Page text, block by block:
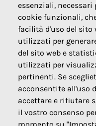
essenziali,
cookie funzionali,
facilità d'uso del sito
utilizzati per
del sito web e
utilizzati per
pertinenti. Se
acconsentite all'uso
accettare e rifiutare
il vostro consenso